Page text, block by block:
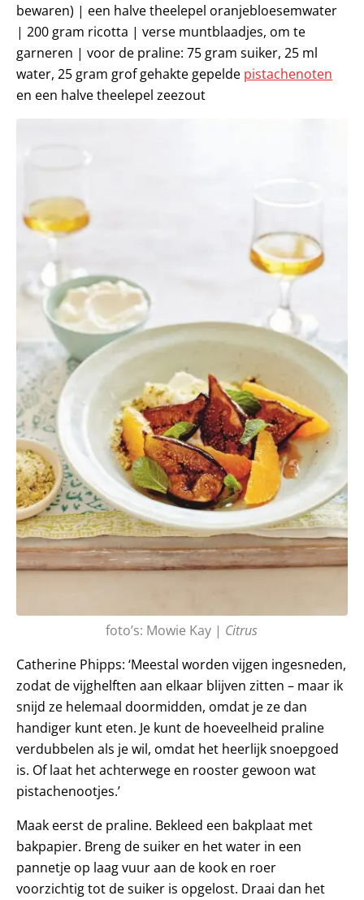
bewaren) | een halve theelepel oranjebloesemwater
| 200 gram ricotta | verse muntblaadjes, om te
garneren | voor de praline: 75 gram suiker, 25 ml
water, 25 gram grof gehakte gepelde pistachenoten
en een halve theelepel zeezout
foto’s: Mowie Kay | Citrus
Catherine Phipps: ‘Meestal worden vijgen ingesneden,
zodat de vijghelften aan elkaar blijven zitten – maar ik
snijd ze helemaal doormidden, omdat je ze dan
handiger kunt eten. Je kunt de hoeveelheid praline
verdubbelen als je wil, omdat het heerlijk snoepgoed
is. Of laat het achterwege en rooster gewoon wat
pistachenootjes.’
Maak eerst de praline. Bekleed een bakplaat met
bakpapier. Breng de suiker en het water in een
pannetje op laag vuur aan de kook en roer
voorzichtig tot de suiker is opgelost. Draai dan het